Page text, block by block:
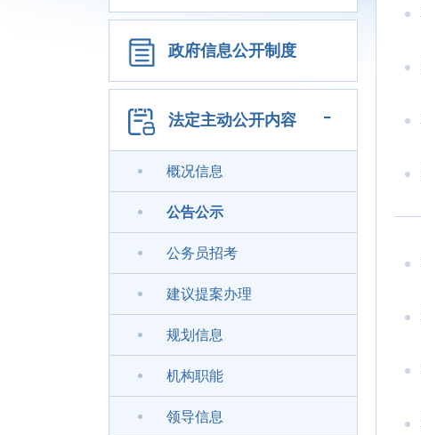
政府信息公开制度
法定主动公开内容 -
概况信息
公告公示
公务员招考
建议提案办理
规划信息
机构职能
领导信息